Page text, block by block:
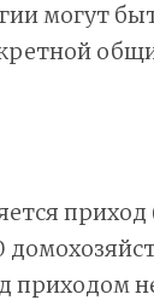
могут
приход
приходом